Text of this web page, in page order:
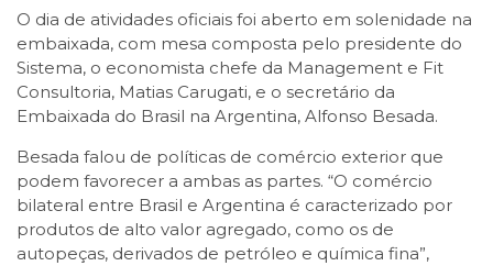
O dia de atividades oficiais foi aberto em solenidade na
embaixada, com mesa composta pelo presidente do
Sistema, o economista chefe da Management e Fit
Consultoria, Matias Carugati, e o secretário da
Embaixada do Brasil na Argentina, Alfonso Besada.
Besada falou de políticas de comércio exterior que
podem favorecer a ambas as partes. “O comércio
bilateral entre Brasil e Argentina é caracterizado por
produtos de alto valor agregado, como os de
autopeças, derivados de petróleo e química fina”,